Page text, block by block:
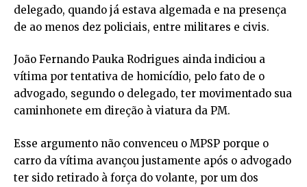
delegado, quando já estava algemada e na presença
de ao menos dez policiais, entre militares e civis.
João Fernando Pauka Rodrigues ainda indiciou a
vítima por tentativa de homicídio, pelo fato de o
advogado, segundo o delegado, ter movimentado sua
caminhonete em direção à viatura da PM.
Esse argumento não convenceu o MPSP porque o
carro da vítima avançou justamente após o advogado
ter sido retirado à força do volante, por um dos